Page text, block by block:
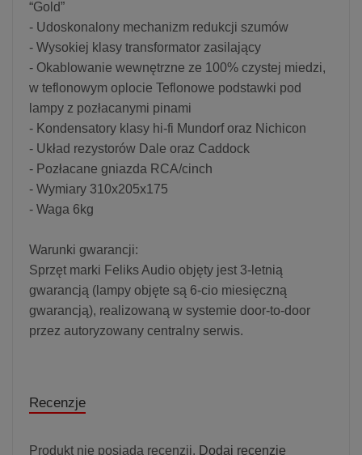
“Gold”
- Udoskonalony mechanizm redukcji szumów
- Wysokiej klasy transformator zasilający
- Okablowanie wewnętrzne ze 100% czystej miedzi,
w teflonowym oplocie Teflonowe podstawki pod
lampy z pozłacanymi pinami
- Kondensatory klasy hi-fi Mundorf oraz Nichicon
- Układ rezystorów Dale oraz Caddock
- Pozłacane gniazda RCA/cinch
- Wymiary 310x205x175
- Waga 6kg
Warunki gwarancji:
Sprzęt marki Feliks Audio objęty jest 3-letnią
gwarancją (lampy objęte są 6-cio miesięczną
gwarancją), realizowaną w systemie door-to-door
przez autoryzowany centralny serwis.
Recenzje
Produkt nie posiada recenzji. Dodaj recenzję